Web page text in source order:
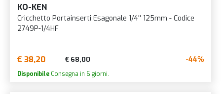
KO-KEN
Cricchetto Portainserti Esagonale 1/4'' 125mm - Codice
2749P-1/4HF
€ 38,20 € 68,00 -44%
Disponibile Consegna in 6 giorni.